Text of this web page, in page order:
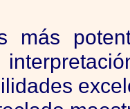
más